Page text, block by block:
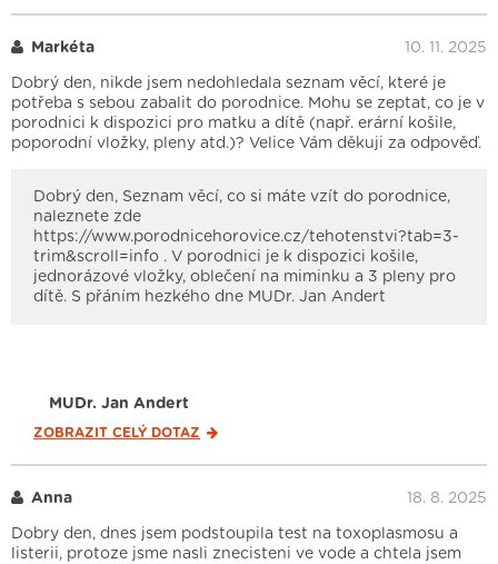
Markéta 10. 11. 2025
Dobrý den, nikde jsem nedohledala seznam věcí, které je
potřeba s sebou zabalit do porodnice. Mohu se zeptat, co je v
porodnici k dispozici pro matku a dítě (např. erární košile,
poporodní vložky, pleny atd.)? Velice Vám děkuji za odpověď.
Dobrý den, Seznam věcí, co si máte vzít do porodnice,
naleznete zde
https://www.porodnicehorovice.cz/tehotenstvi?tab=3-
trim&scroll=info . V porodnici je k dispozici košile,
jednorázové vložky, oblečení na miminku a 3 pleny pro
dítě. S přáním hezkého dne MUDr. Jan Andert
MUDr. Jan Andert
ZOBRAZIT CELÝ DOTAZ
Anna 18. 8. 2025
Dobry den, dnes jsem podstoupila test na toxoplasmosu a
listerii, protoze jsme nasli znecisteni ve vode a chtela jsem